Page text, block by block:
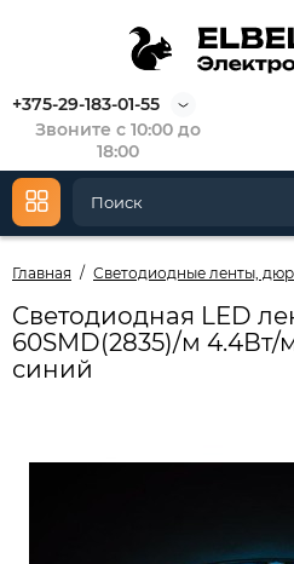
+375-29-183-01-55
Звоните с 10:00 до
18:00
Главная Светодиодные ленты,
Cветодиодная LED
60SMD(2835)/м 4.4Вт/
синий